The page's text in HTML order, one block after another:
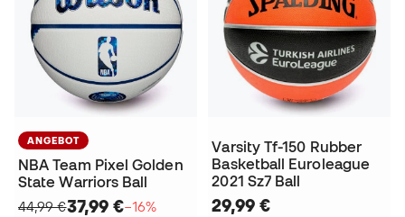
ANGEBOT
NBA Team Pixel Golden
State Warriors Ball
44,99 €37,99 €−16%
Varsity Tf-150 Rubber
Basketball Euroleague
2021 Sz7 Ball
29,99 €